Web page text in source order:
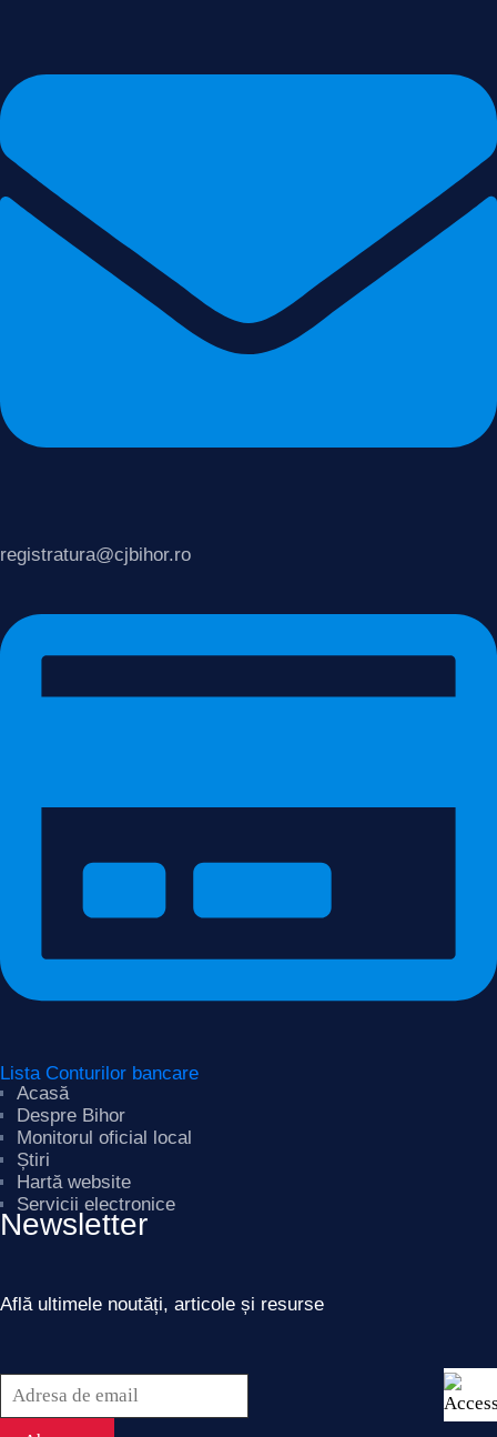
registratura@cjbihor.ro
Lista Conturilor bancare
Acasă
Despre Bihor
Monitorul oficial local
Știri
Hartă website
Servicii electronice
Newsletter
Află ultimele noutăți, articole și resurse